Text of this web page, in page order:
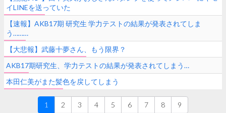
イLINEを送っていた
【速報】AKB17期 研究生 学力テストの結果が発表されてしま
う………
【大悲報】武藤十夢さん、もう限界？
AKB17期研究生、学力テストの結果が発表されてしまう…
本田仁美がまた髪色を戻してしまう
1 2 3 4 5 6 7 8 9